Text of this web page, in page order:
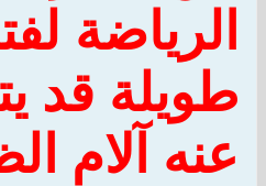
الرياضة
طويلة قد
عنه آلام